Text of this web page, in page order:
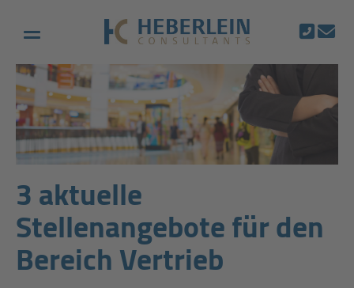
3 aktuelle
Stellenangebote für den
Bereich Vertrieb